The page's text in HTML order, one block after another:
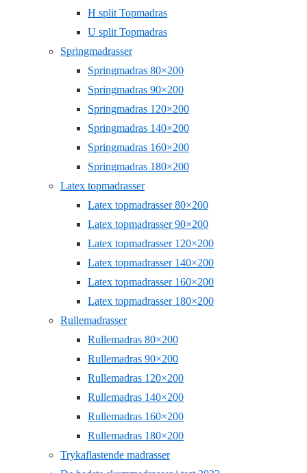
H split Topmadras
U split Topmadras
Springmadrasser
Springmadras 80×200
Springmadras 90×200
Springmadras 120×200
Springmadras 140×200
Springmadras 160×200
Springmadras 180×200
Latex topmadrasser
Latex topmadrasser 80×200
Latex topmadrasser 90×200
Latex topmadrasser 120×200
Latex topmadrasser 140×200
Latex topmadrasser 160×200
Latex topmadrasser 180×200
Rullemadrasser
Rullemadras 80×200
Rullemadras 90×200
Rullemadras 120×200
Rullemadras 140×200
Rullemadras 160×200
Rullemadras 180×200
Trykaflastende madrasser